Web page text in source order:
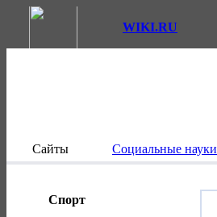
WIKI.RU
Сайты Социальные науки
Спорт